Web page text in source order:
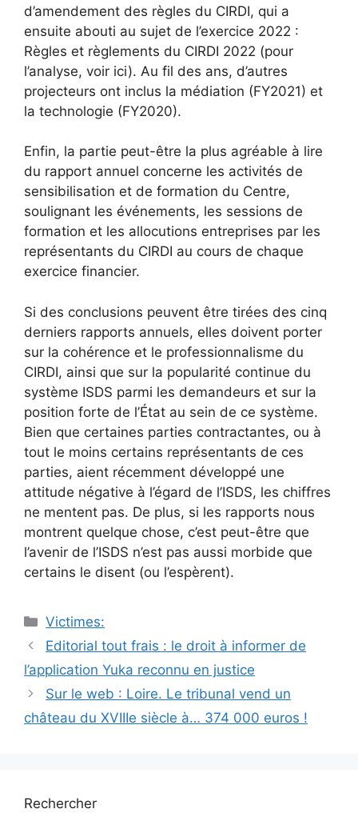
d’amendement des règles du CIRDI, qui a
ensuite abouti au sujet de l’exercice 2022 :
Règles et règlements du CIRDI 2022 (pour
l’analyse, voir ici). Au fil des ans, d’autres
projecteurs ont inclus la médiation (FY2021) et
la technologie (FY2020).
Enfin, la partie peut-être la plus agréable à lire
du rapport annuel concerne les activités de
sensibilisation et de formation du Centre,
soulignant les événements, les sessions de
formation et les allocutions entreprises par les
représentants du CIRDI au cours de chaque
exercice financier.
Si des conclusions peuvent être tirées des cinq
derniers rapports annuels, elles doivent porter
sur la cohérence et le professionnalisme du
CIRDI, ainsi que sur la popularité continue du
système ISDS parmi les demandeurs et sur la
position forte de l’État au sein de ce système.
Bien que certaines parties contractantes, ou à
tout le moins certains représentants de ces
parties, aient récemment développé une
attitude négative à l’égard de l’ISDS, les chiffres
ne mentent pas. De plus, si les rapports nous
montrent quelque chose, c’est peut-être que
l’avenir de l’ISDS n’est pas aussi morbide que
certains le disent (ou l’espèrent).
Catégories
Victimes:
Navigation
des
articles
Editorial tout frais : le droit à informer de
l’application Yuka reconnu en justice
Sur le web : Loire. Le tribunal vend un
château du XVIIIe siècle à… 374 000 euros !
Rechercher